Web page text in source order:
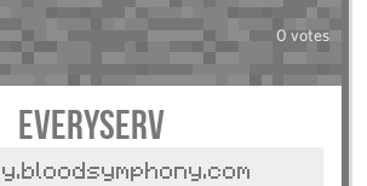
0 votes
EveryServ